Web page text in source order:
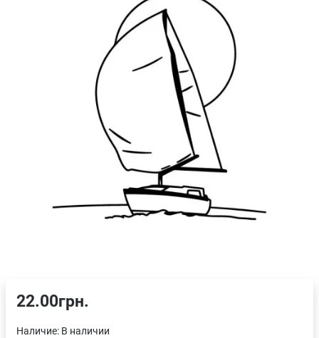
22.00грн.
Наличие: В наличии